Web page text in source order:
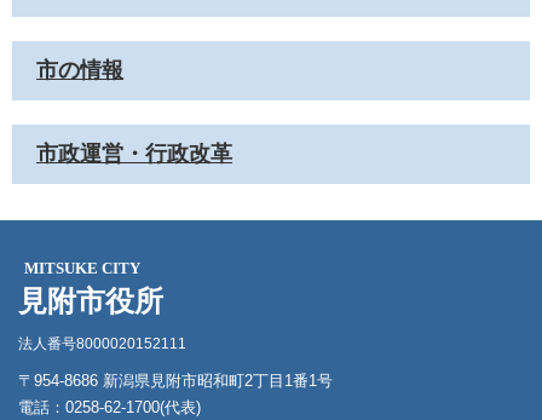
市の情報
市政運営・行政改革
MITSUKE CITY
見附市役所
法人番号8000020152111
〒954-8686 新潟県見附市昭和町2丁目1番1号
電話：0258-62-1700(代表)